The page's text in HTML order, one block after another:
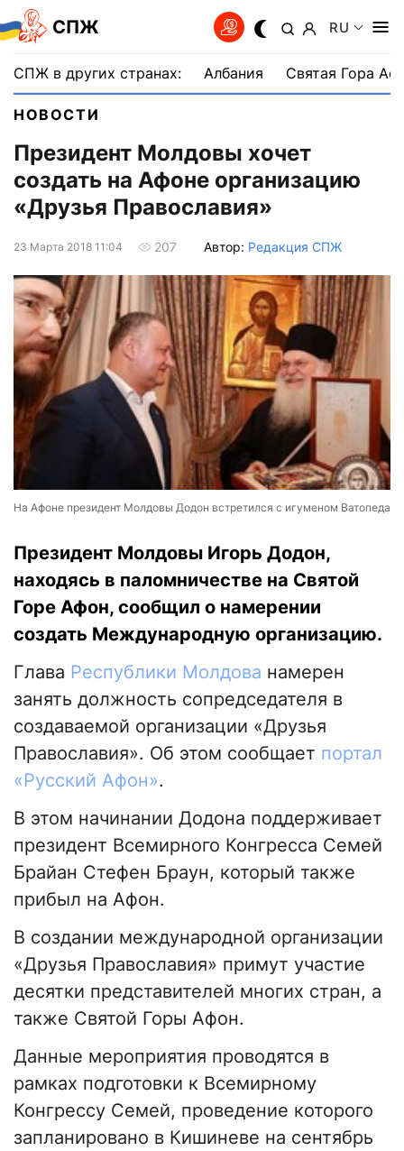
СПЖ RU
СПЖ в других странах: Албания Святая Гора
НОВОСТИ
Президент Молдовы хочет
создать на Афоне организацию
«Друзья Православия»
23 Марта 2018 11:04 207 Автор: Редакция СПЖ
На Афоне президент Молдовы Додон встретился с игуменом Ватопеда
Президент Молдовы Игорь Додон,
находясь в паломничестве на Святой
Горе Афон, сообщил о намерении
создать Международную организацию.
Глава Республики Молдова намерен
занять должность сопредседателя в
создаваемой организации «Друзья
Православия». Об этом сообщает портал
«Русский Афон».
В этом начинании Додона поддерживает
президент Всемирного Конгресса Семей
Брайан Стефен Браун, который также
прибыл на Афон.
В создании международной организации
«Друзья Православия» примут участие
десятки представителей многих стран, а
также Святой Горы Афон.
Данные мероприятия проводятся в
рамках подготовки к Всемирному
Конгрессу Семей, проведение которого
запланировано в Кишиневе на сентябрь